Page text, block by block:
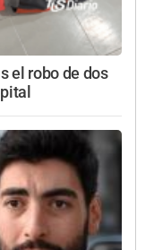
el robo de dos